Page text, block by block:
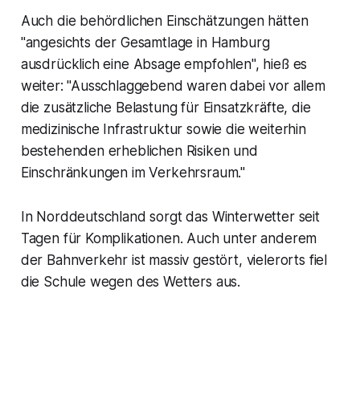
Auch die behördlichen Einschätzungen hätten
"angesichts der Gesamtlage in Hamburg
ausdrücklich eine Absage empfohlen", hieß es
weiter: "Ausschlaggebend waren dabei vor allem
die zusätzliche Belastung für Einsatzkräfte, die
medizinische Infrastruktur sowie die weiterhin
bestehenden erheblichen Risiken und
Einschränkungen im Verkehrsraum."
In Norddeutschland sorgt das Winterwetter seit
Tagen für Komplikationen. Auch unter anderem
der Bahnverkehr ist massiv gestört, vielerorts fiel
die Schule wegen des Wetters aus.